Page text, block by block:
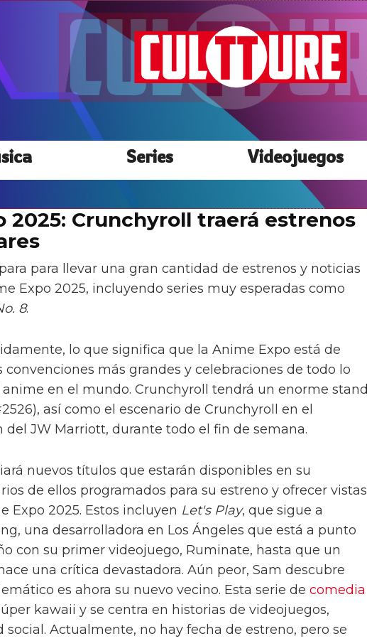
Series Videojuegos
2025: Crunchyroll traerá estrenos
para llevar una gran cantidad de estrenos y noticias
Expo 2025, incluyendo series muy esperadas como
8.
lo que significa que la Anime Expo está de
convenciones más grandes y celebraciones de todo lo
en el mundo. Crunchyroll tendrá un enorme stand
así como el escenario de Crunchyroll en el
JW Marriott, durante todo el fin de semana.
nuevos títulos que estarán disponibles en su
de ellos programados para su estreno y ofrecer vistas
Expo 2025. Estos incluyen Let's Play, que sigue a
una desarrolladora en Los Ángeles que está a punto
con su primer videojuego, Ruminate, hasta que un
una crítica devastadora. Aún peor, Sam descubre
es ahora su nuevo vecino. Esta serie de comedia
kawaii y se centra en historias de videojuegos,
social. Actualmente, no hay fecha de estreno, pero se